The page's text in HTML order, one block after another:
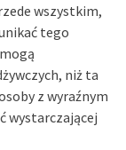
wszystkim,
tego
niż ta
z wyraźnym
wystarczającej